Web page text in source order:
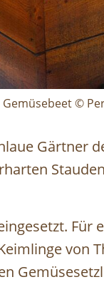
Gemüsebeet ©
Gärtner
Für
von